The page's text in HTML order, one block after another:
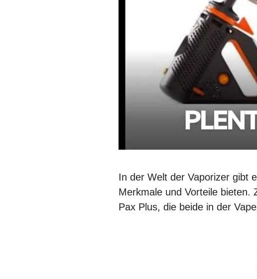
In der Welt der Vaporizer gibt
Merkmale und Vorteile bieten.
Pax Plus, die beide in der